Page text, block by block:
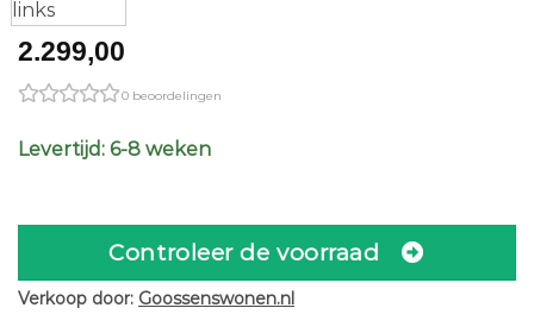
2.299,00
0 beoordelingen
Levertijd: 6-8 weken
Controleer de voorraad
Verkoop door: Goossenswonen.nl